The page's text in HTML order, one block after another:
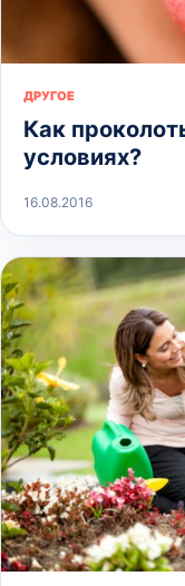
ДРУГОЕ
Как
условиях?
16.08.2016